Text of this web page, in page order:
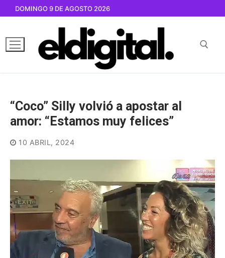
contenido
DOMINGO 9 DE AGOSTO 2026
“Coco” Silly volvió a apostar al
amor: “Estamos muy felices”
10 ABRIL, 2024